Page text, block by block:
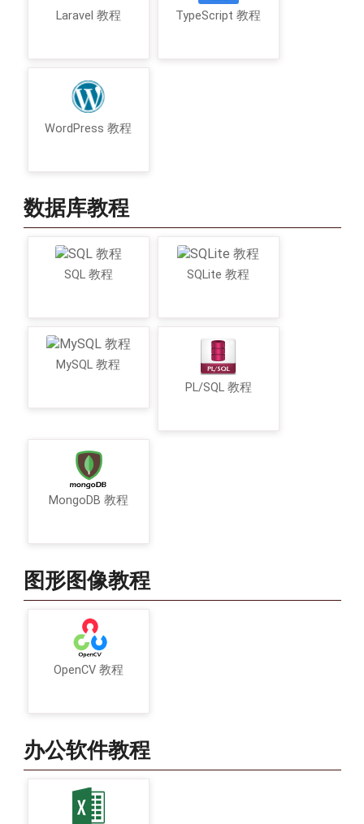
Laravel 教程 TypeScript 教程
WordPress 教程
数据库教程
SQL 教程 SQLite 教程
MySQL 教程
PL/SQL 教程
MongoDB 教程
图形图像教程
OpenCV 教程
办公软件教程